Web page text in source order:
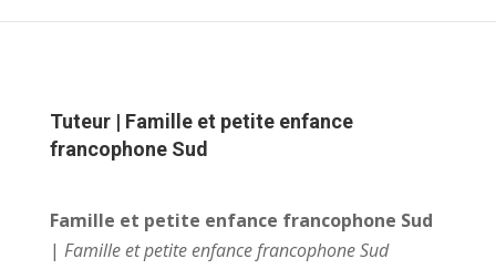
Tuteur | Famille et petite enfance
francophone Sud
Famille et petite enfance francophone Sud
| Famille et petite enfance francophone Sud